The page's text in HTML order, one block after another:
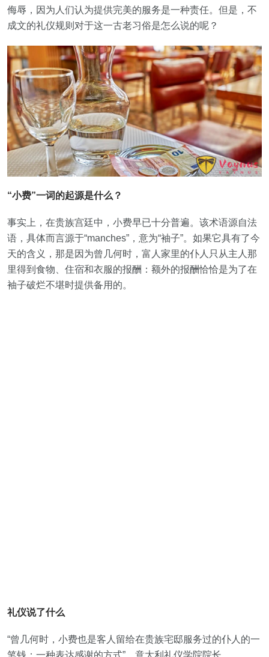
侮辱，因为人们认为提供完美的服务是一种责任。但是，不
成文的礼仪规则对于这一古老习俗是怎么说的呢？
“小费”一词的起源是什么？
事实上，在贵族宫廷中，小费早已十分普遍。该术语源自法
语，具体而言源于“manches”，意为“袖子”。如果它具有了今
天的含义，那是因为曾几何时，富人家里的仆人只从主人那
里得到食物、住宿和衣服的报酬：额外的报酬恰恰是为了在
袖子破烂不堪时提供备用的。
礼仪说了什么
“曾几何时，小费也是客人留给在贵族宅邸服务过的仆人的一
笔钱：一种表达感谢的方式”，意大利礼仪学院院长